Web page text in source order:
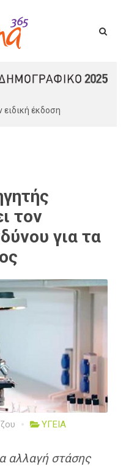
ειδική έκδοση
τον
για τα
ΥΓΕΙΑ
αλλαγή στάσης